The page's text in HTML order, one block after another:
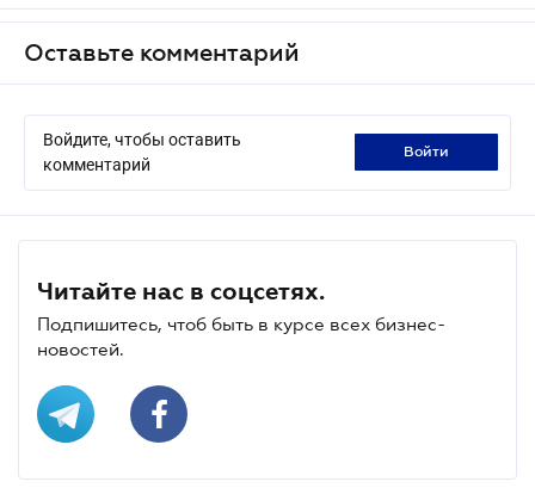
Оставьте комментарий
Войдите, чтобы оставить
комментарий
войти
Читайте нас в соцсетях.
Подпишитесь, чтоб быть в курсе всех бизнес-
новостей.